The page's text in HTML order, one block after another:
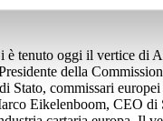
è tenuto oggi il vertice di
della
Stato, commissari europei
Eikelenboom, CEO di